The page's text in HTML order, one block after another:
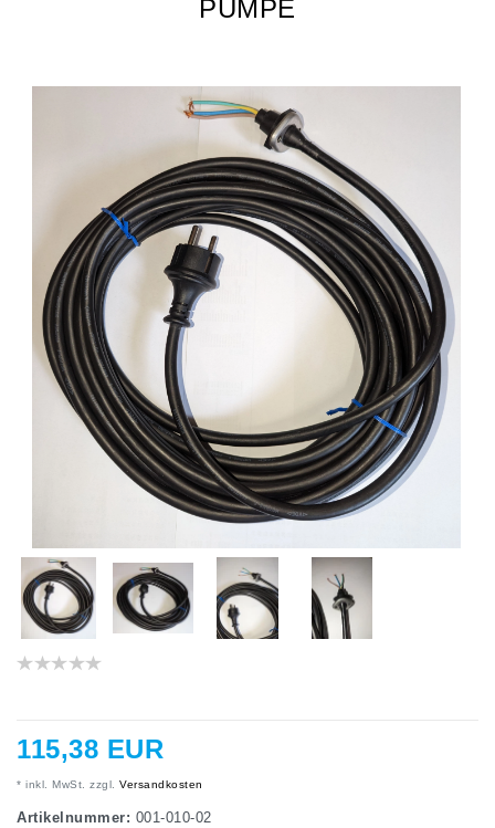
UMPE
115,38 EUR
* inkl. MwSt. zzgl. Versandkosten
Artikelnummer: 001-010-02